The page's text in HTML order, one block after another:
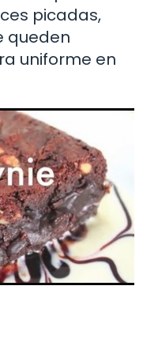
picadas,
queden
uniforme en